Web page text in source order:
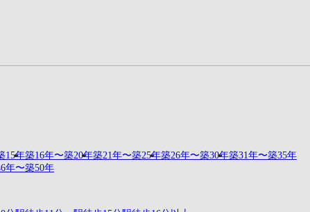
15年築16年〜築20年築21年〜築25年築26年〜築30年築31年〜築35年
年〜築50年